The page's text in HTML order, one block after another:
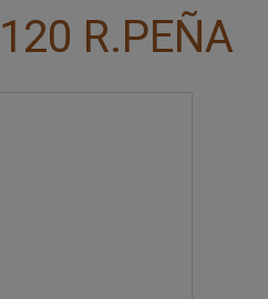
R.PEÑA